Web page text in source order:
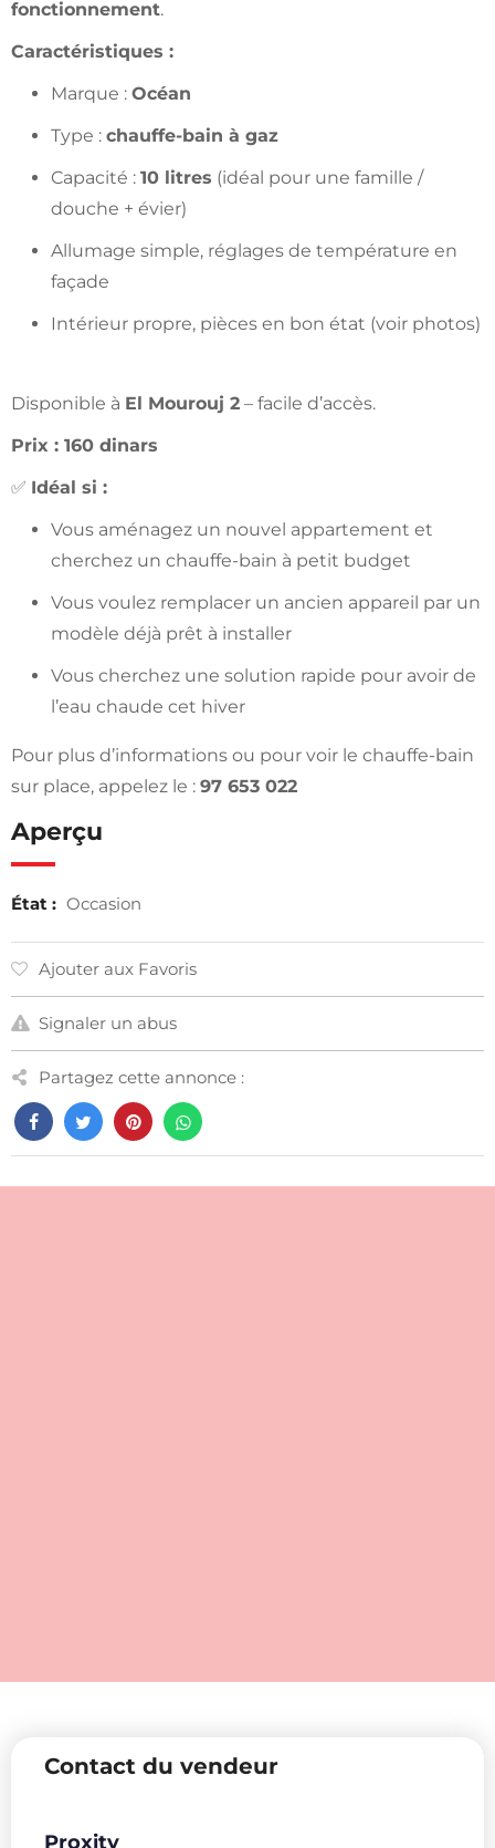
fonctionnement.
Caractéristiques :
Marque : Océan
Type : chauffe-bain à gaz
Capacité : 10 litres (idéal pour une famille /
douche + évier)
Allumage simple, réglages de température en
façade
Intérieur propre, pièces en bon état (voir photos)
Disponible à El Mourouj 2 – facile d’accès.
Prix : 160 dinars
✅ Idéal si :
Vous aménagez un nouvel appartement et
cherchez un chauffe-bain à petit budget
Vous voulez remplacer un ancien appareil par un
modèle déjà prêt à installer
Vous cherchez une solution rapide pour avoir de
l’eau chaude cet hiver
Pour plus d’informations ou pour voir le chauffe-bain
sur place, appelez le : 97 653 022
Aperçu
État : Occasion
Ajouter aux Favoris
Signaler un abus
Partagez cette annonce :
Contact du vendeur
Proxity